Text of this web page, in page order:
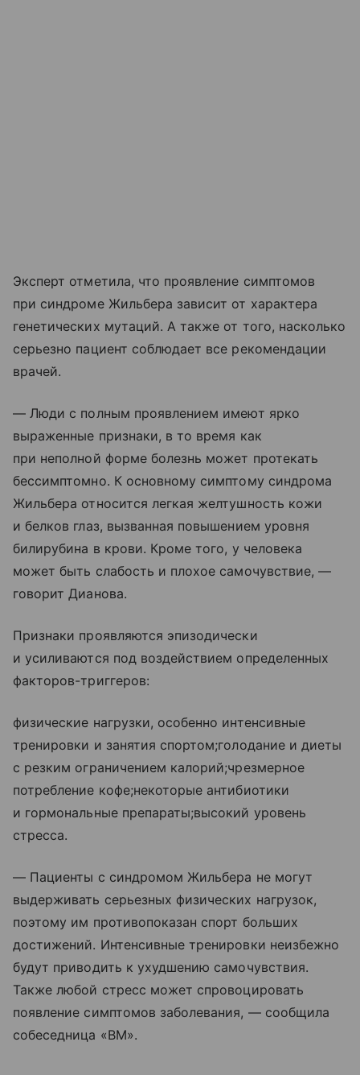
Эксперт отметила, что проявление симптомов
при синдроме Жильбера зависит от характера
генетических мутаций. А также от того, насколько
серьезно пациент соблюдает все рекомендации
врачей.
— Люди с полным проявлением имеют ярко
выраженные признаки, в то время как
при неполной форме болезнь может протекать
бессимптомно. К основному симптому синдрома
Жильбера относится легкая желтушность кожи
и белков глаз, вызванная повышением уровня
билирубина в крови. Кроме того, у человека
может быть слабость и плохое самочувствие, —
говорит Дианова.
Признаки проявляются эпизодически
и усиливаются под воздействием определенных
факторов-триггеров:
физические нагрузки, особенно интенсивные
тренировки и занятия спортом;голодание и диеты
с резким ограничением калорий;чрезмерное
потребление кофе;некоторые антибиотики
и гормональные препараты;высокий уровень
стресса.
— Пациенты с синдромом Жильбера не могут
выдерживать серьезных физических нагрузок,
поэтому им противопоказан спорт больших
достижений. Интенсивные тренировки неизбежно
будут приводить к ухудшению самочувствия.
Также любой стресс может спровоцировать
появление симптомов заболевания, — сообщила
собеседница «ВМ».